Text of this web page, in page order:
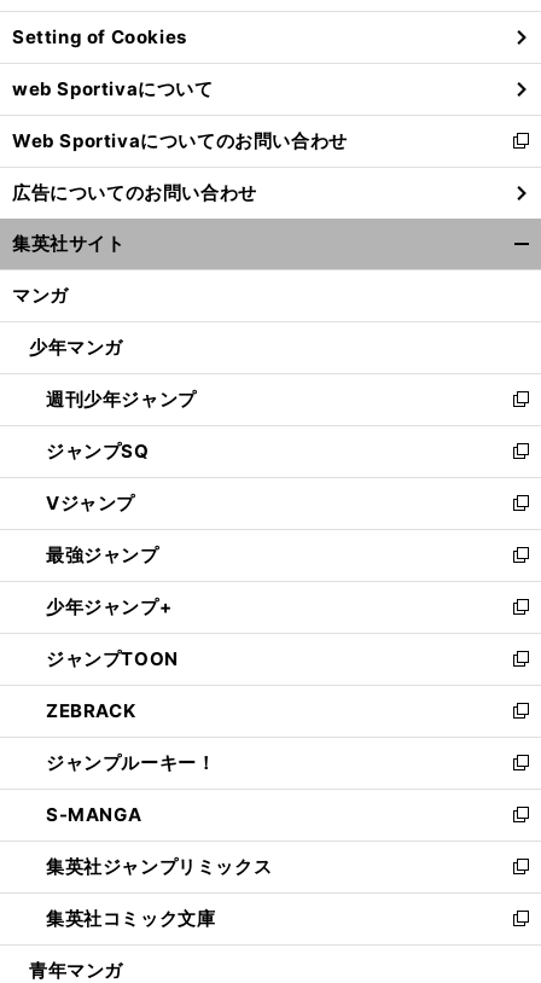
ン
ド
ウ
で
開
く
Setting of Cookies
web Sportivaについて
Web Sportivaについてのお問い合わせ
新
し
い
ウ
ィ
ン
ウ
開
く
広告についてのお問い合わせ
集英社サイト
マンガ
少年マンガ
週刊少年ジャンプ
新
し
い
ウ
ィ
ン
ド
ウ
で
開
く
ジャンプSQ
新
し
い
ウ
ィ
ン
ド
ウ
で
開
く
Vジャンプ
新
し
い
ウ
ィ
ン
ド
ウ
で
開
く
最強ジャンプ
新
し
い
ウ
ィ
ン
ド
ウ
で
開
く
少年ジャンプ+
新
し
い
ウ
ィ
ン
ド
ウ
で
開
く
ジャンプTOON
新
し
い
ウ
ィ
ン
ド
ウ
で
開
く
ZEBRACK
新
し
い
ウ
ィ
ン
ド
ウ
で
開
ジャンプルーキー！
新
し
い
ウ
ィ
ン
ド
ウ
S-MANGA
新
し
い
ウ
ィ
ン
集英社ジャンプリミックス
新
し
い
ウ
集英社コミック文庫
新
し
青年マンガ